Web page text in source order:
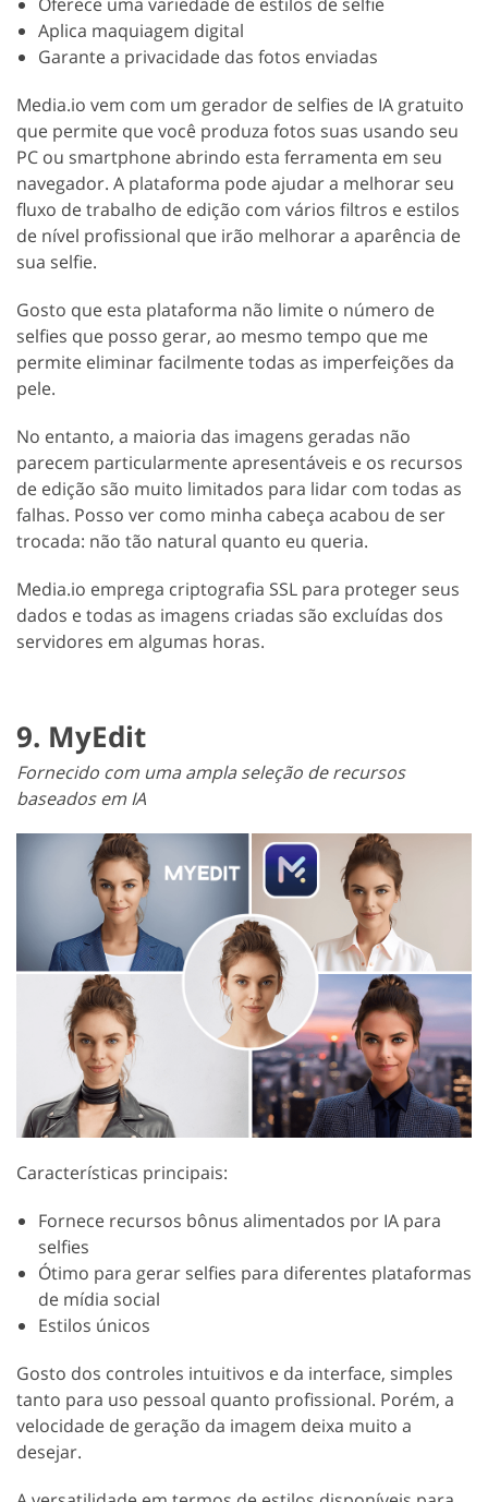
Aplica maquiagem digital
Garante a privacidade das fotos enviadas
Media.io vem com um gerador de selfies de IA gratuito
que permite que você produza fotos suas usando seu
PC ou smartphone abrindo esta ferramenta em seu
navegador. A plataforma pode ajudar a melhorar seu
fluxo de trabalho de edição com vários filtros e estilos
de nível profissional que irão melhorar a aparência de
sua selfie.
Gosto que esta plataforma não limite o número de
selfies que posso gerar, ao mesmo tempo que me
permite eliminar facilmente todas as imperfeições da
pele.
No entanto, a maioria das imagens geradas não
parecem particularmente apresentáveis e os recursos
de edição são muito limitados para lidar com todas as
falhas. Posso ver como minha cabeça acabou de ser
trocada: não tão natural quanto eu queria.
Media.io emprega criptografia SSL para proteger seus
dados e todas as imagens criadas são excluídas dos
servidores em algumas horas.
9. MyEdit
Fornecido com uma ampla seleção de recursos
baseados em IA
Características principais:
Fornece recursos bônus alimentados por IA para
selfies
Ótimo para gerar selfies para diferentes plataformas
de mídia social
Estilos únicos
Gosto dos controles intuitivos e da interface, simples
tanto para uso pessoal quanto profissional. Porém, a
velocidade de geração da imagem deixa muito a
desejar.